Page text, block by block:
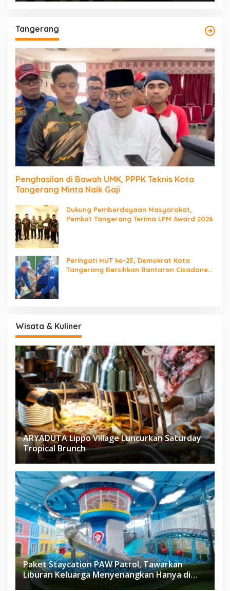
Tangerang
Penghasilan di Bawah UMK, PPPK Teknis Kota
Tangerang Minta Naik Gaji
Dukung Pemberdayaan Masyarakat,
Pemkot Tangerang Terima LPM Award 2026
Peringati HUT ke-25, Demokrat Kota
Tangerang Bersihkan Bantaran Cisadane
Wisata & Kuliner
ARYADUTA Lippo Village Luncurkan Saturday
Tropical Brunch
Paket Staycation PAW Patrol, Tawarkan
Liburan Keluarga Menyenangkan Hanya di
Herloom Hotel BSD